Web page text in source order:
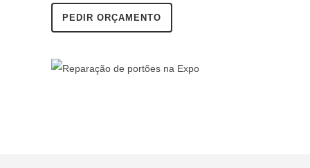
PEDIR ORÇAMENTO